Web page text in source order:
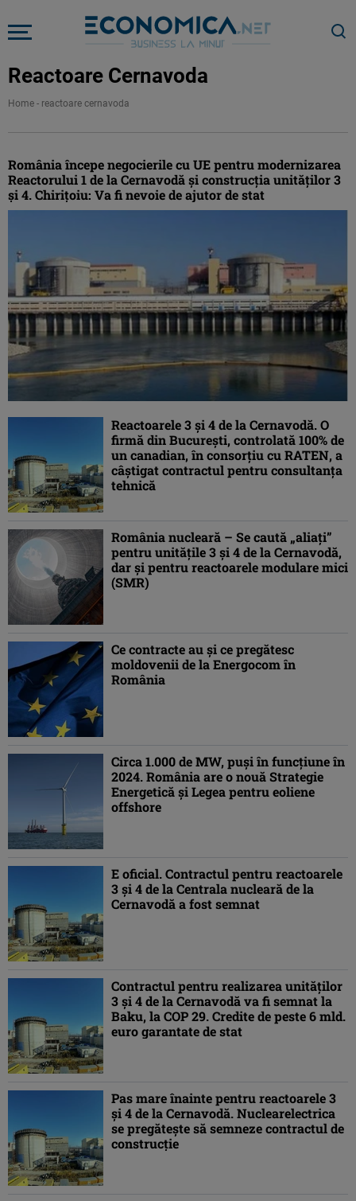
Reactoare Cernavoda
Home - reactoare cernavoda
România începe negocierile cu UE pentru modernizarea
Reactorului 1 de la Cernavodă şi construcţia unităților 3
şi 4. Chiriţoiu: Va fi nevoie de ajutor de stat
Reactoarele 3 și 4 de la Cernavodă. O
firmă din București, controlată 100% de
un canadian, în consorțiu cu RATEN, a
câștigat contractul pentru consultanța
tehnică
România nucleară – Se caută „aliaţi”
pentru unitățile 3 şi 4 de la Cernavodă,
dar şi pentru reactoarele modulare mici
(SMR)
Ce contracte au şi ce pregătesc
moldovenii de la Energocom în
România
Circa 1.000 de MW, puşi în funcţiune în
2024. România are o nouă Strategie
Energetică şi Legea pentru eoliene
offshore
E oficial. Contractul pentru reactoarele
3 şi 4 de la Centrala nucleară de la
Cernavodă a fost semnat
Contractul pentru realizarea unităților
3 și 4 de la Cernavodă va fi semnat la
Baku, la COP 29. Credite de peste 6 mld.
euro garantate de stat
Pas mare înainte pentru reactoarele 3
și 4 de la Cernavodă. Nuclearelectrica
se pregătește să semneze contractul de
construcție